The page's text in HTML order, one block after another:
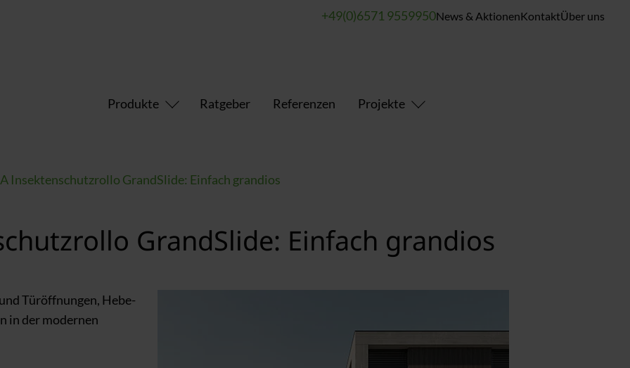
+49(0)6571 9559950News & AktionenKontaktÜber uns
Produkte
Ratgeber Referenzen Projekte
Insektenschutzrollo GrandSlide: Einfach grandios
GrandSlide: Einfach grandios
Türöffnungen, Hebe-
in der modernen